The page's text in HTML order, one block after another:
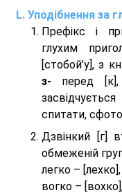
Уподібнення за
Префікс і
глухим
[стобой’у], з
з- перед
спитати,
Дзвінкий [г]
обмеженій
легко – [лехко],
вогко –